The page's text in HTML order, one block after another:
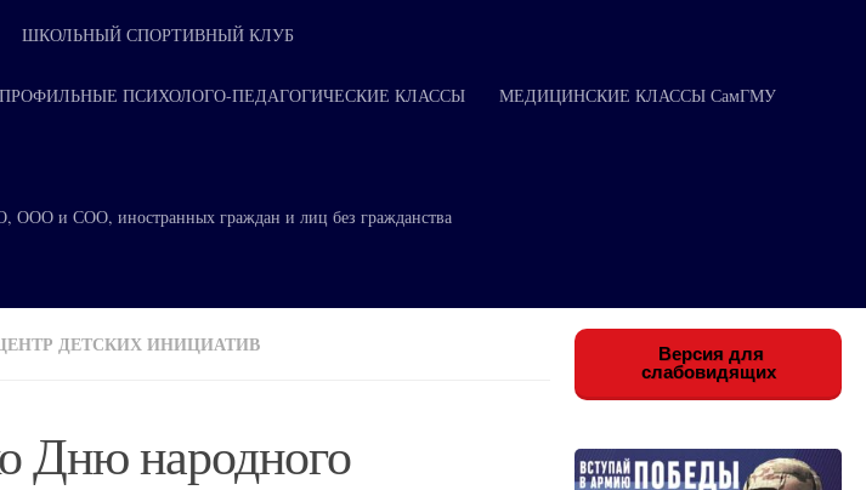
ШКОЛЬНЫЙ СПОРТИВНЫЙ КЛУБ
ПРОФИЛЬНЫЕ ПСИХОЛОГО-ПЕДАГОГИЧЕСКИЕ КЛАССЫ МЕДИЦИНСКИЕ КЛАССЫ СамГМУ
ООО и СОО, иностранных граждан и лиц без гражданства
ДЕТСКИХ ИНИЦИАТИВ
Дню народного
Версия для
слабовидящих